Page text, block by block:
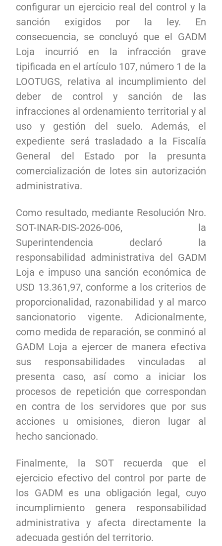
configurar un ejercicio real del control y la
sanción exigidos por la ley. En
consecuencia, se concluyó que el GADM
Loja incurrió en la infracción grave
tipificada en el artículo 107, número 1 de la
LOOTUGS, relativa al incumplimiento del
deber de control y sanción de las
infracciones al ordenamiento territorial y al
uso y gestión del suelo. Además, el
expediente será trasladado a la Fiscalía
General del Estado por la presunta
comercialización de lotes sin autorización
administrativa.
Como resultado, mediante Resolución Nro.
SOT-INAR-DIS-2026-006, la
Superintendencia declaró la
responsabilidad administrativa del GADM
Loja e impuso una sanción económica de
USD 13.361,97, conforme a los criterios de
proporcionalidad, razonabilidad y al marco
sancionatorio vigente. Adicionalmente,
como medida de reparación, se conminó al
GADM Loja a ejercer de manera efectiva
sus responsabilidades vinculadas al
presenta caso, así como a iniciar los
procesos de repetición que correspondan
en contra de los servidores que por sus
acciones u omisiones, dieron lugar al
hecho sancionado.
Finalmente, la SOT recuerda que el
ejercicio efectivo del control por parte de
los GADM es una obligación legal, cuyo
incumplimiento genera responsabilidad
administrativa y afecta directamente la
adecuada gestión del territorio.